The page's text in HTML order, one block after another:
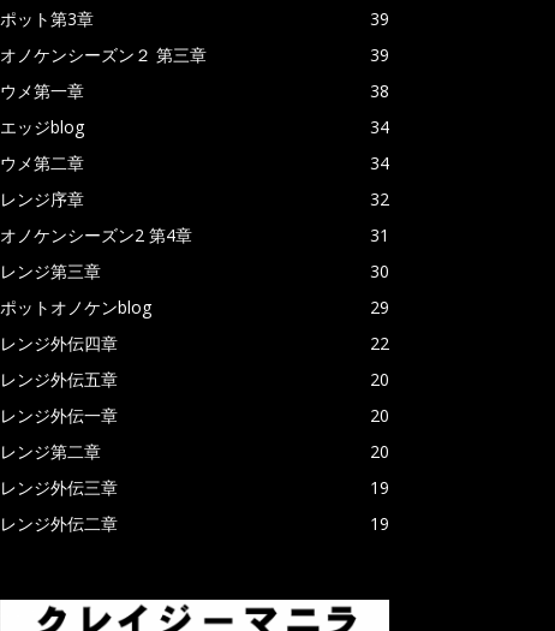
ポット第3章
39
オノケンシーズン２ 第三章
39
ウメ第一章
38
エッジblog
34
ウメ第二章
34
レンジ序章
32
オノケンシーズン2 第4章
31
レンジ第三章
30
ポットオノケンblog
29
レンジ外伝四章
22
レンジ外伝五章
20
レンジ外伝一章
20
レンジ第二章
20
レンジ外伝三章
19
レンジ外伝二章
19